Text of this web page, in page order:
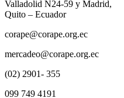
Valladolid N24-59 y Madrid,
Quito – Ecuador
corape@corape.org.ec
mercadeo@corape.org.ec
(02) 2901- 355
099 749 4191